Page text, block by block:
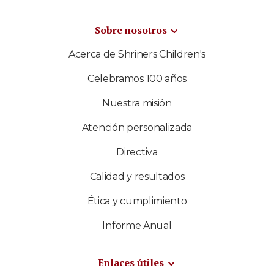
Sobre nosotros
Acerca de Shriners Children's
Celebramos 100 años
Nuestra misión
Atención personalizada
Directiva
Calidad y resultados
Ética y cumplimiento
Informe Anual
Enlaces útiles